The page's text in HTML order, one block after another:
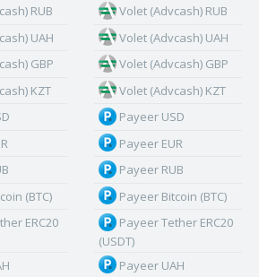
RUB
UAH
GBP
KZT
(BTC)
ERC20
Volet (Advcash) RUB
Volet (Advcash) UAH
Volet (Advcash) GBP
Volet (Advcash) KZT
Payeer USD
Payeer EUR
Payeer RUB
Payeer Bitcoin (BTC)
Payeer Tether ERC20
(USDT)
Payeer UAH